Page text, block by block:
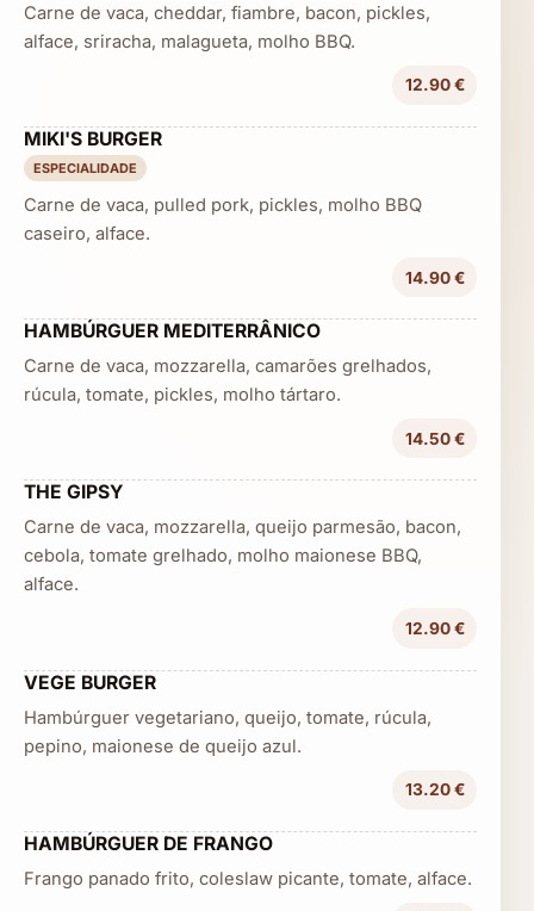
Carne de vaca, cheddar, fiambre, bacon, pickles,
alface, sriracha, malagueta, molho BBQ.
12.90 €
MIKI'S BURGER
ESPECIALIDADE
Carne de vaca, pulled pork, pickles, molho BBQ
caseiro, alface.
14.90 €
HAMBÚRGUER MEDITERRÂNICO
Carne de vaca, mozzarella, camarões grelhados,
rúcula, tomate, pickles, molho tártaro.
14.50 €
THE GIPSY
Carne de vaca, mozzarella, queijo parmesão, bacon,
cebola, tomate grelhado, molho maionese BBQ,
alface.
12.90 €
VEGE BURGER
Hambúrguer vegetariano, queijo, tomate, rúcula,
pepino, maionese de queijo azul.
13.20 €
HAMBÚRGUER DE FRANGO
Frango panado frito, coleslaw picante, tomate, alface.